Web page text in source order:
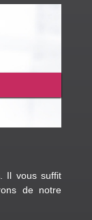
Il vous suffit
de notre